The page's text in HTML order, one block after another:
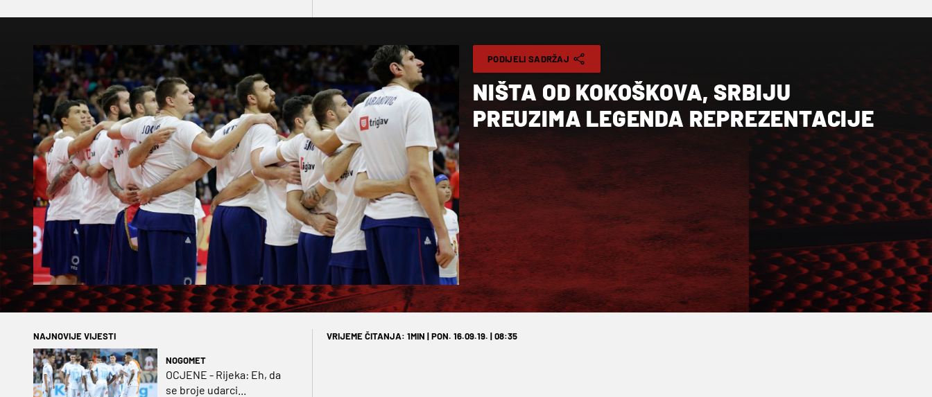
PODIJELI SADRŽAJ
NIŠTA OD KOKOŠKOVA, SRBIJU
PREUZIMA LEGENDA REPREZENTACIJE
NAJNOVIJE VIJESTI
NOGOMET
OCJENE - Rijeka: Eh, da
se broje udarci...
VRIJEME ČITANJA: 1MIN | PON. 16.09.19. | 08:35